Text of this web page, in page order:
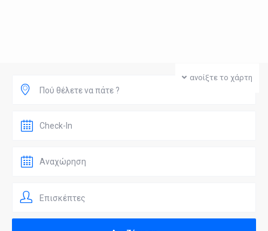
ανοίξτε το χάρτη
Πού θέλετε να πάτε ?
Επισκέπτες